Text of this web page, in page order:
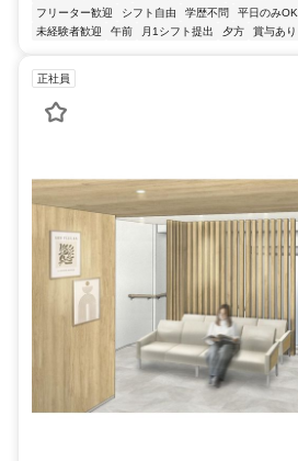
フリーター歓迎
シフト自由 学歴不問 平日のみOK
未経験者歓迎
午前 月1シフト提出 夕方 賞与あり
正社員